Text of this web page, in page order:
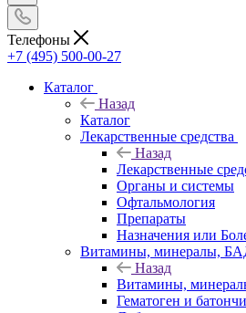
Телефоны
+7 (495) 500-00-27
Каталог
Назад
Каталог
Лекарственные средства
Назад
Лекарственные
Органы и системы
Офтальмология
Препараты
Назначения или
Витамины, минералы,
Назад
Витамины,
Гематоген и